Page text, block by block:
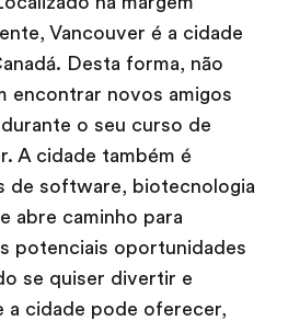
Vancouver é a cidade
Desta forma, não
encontrar novos amigos
o seu curso de
A cidade também é
de software, biotecnologia
abre caminho para
potenciais oportunidades
se quiser divertir e
a cidade pode oferecer,